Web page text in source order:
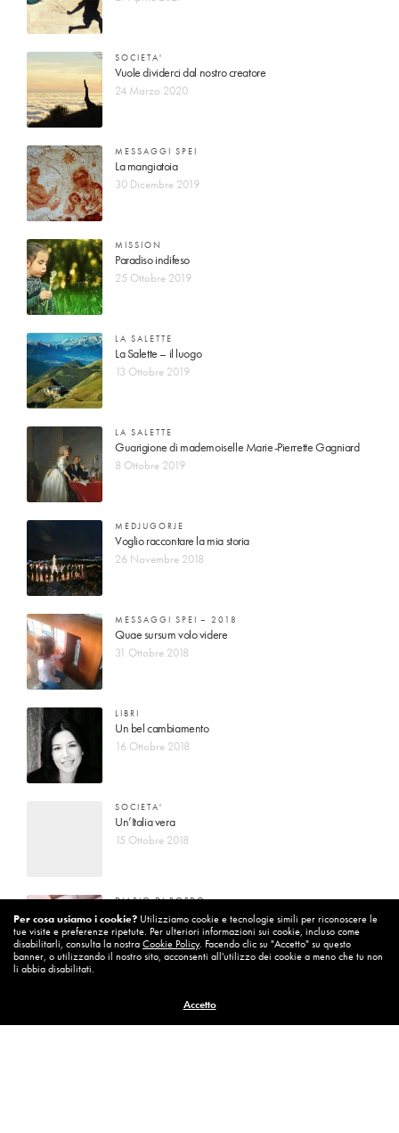
SOCIETA'
Vuole dividerci dal nostro creatore
24 Marzo 2020
MESSAGGI SPEI
La mangiatoia
30 Dicembre 2019
MISSION
Paradiso indifeso
25 Ottobre 2019
LA SALETTE
La Salette – il luogo
13 Ottobre 2019
LA SALETTE
Guarigione di mademoiselle Marie-Pierrette Gagniard
8 Ottobre 2019
MEDJUGORJE
Voglio raccontare la mia storia
26 Novembre 2018
MESSAGGI SPEI – 2018
Quae sursum volo videre
31 Ottobre 2018
LIBRI
Un bel cambiamento
16 Ottobre 2018
SOCIETA'
Un’Italia vera
15 Ottobre 2018
DIARIO DI BORDO
La vita vince sempre
8 Ottobre 2018
Per cambiare ci vuole coraggio
8 Ottobre 2018
Per cosa usiamo i cookie? Utilizziamo cookie e tecnologie simili per riconoscere le
tue visite e preferenze ripetute. Per ulteriori informazioni sui cookie, incluso come
disabilitarli, consulta la nostraCookie Policy. Facendo clic su "Accetto" su questo
banner, o utilizzando il nostro sito, acconsenti all'utilizzo dei cookie a meno che tu non
li abbia disabilitati.
Accetto